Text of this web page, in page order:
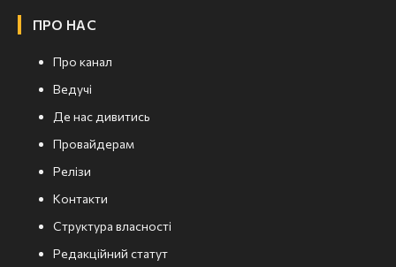
ПРО НАС
Про канал
Ведучі
Де нас дивитись
Провайдерам
Релізи
Контакти
Структура власності
Редакційний статут